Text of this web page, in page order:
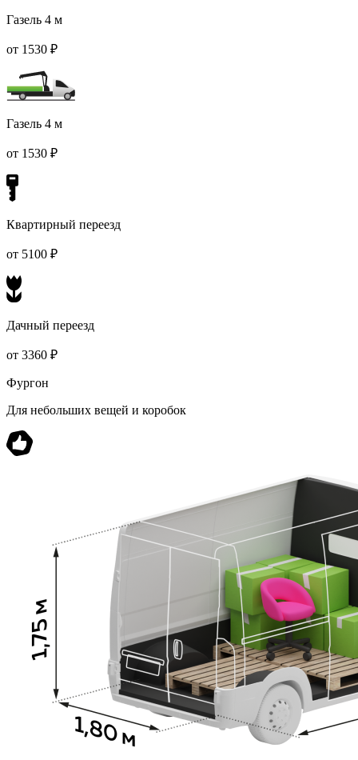
Газель 4 м
от 1530 ₽
Газель 4 м
от 1530 ₽
Квартирный переезд
от 5100 ₽
Дачный переезд
от 3360 ₽
Фургон
Для небольших вещей и коробок